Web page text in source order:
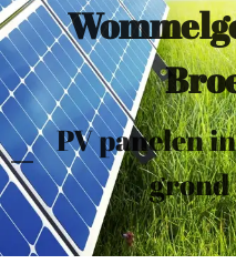
PV panelen
grond